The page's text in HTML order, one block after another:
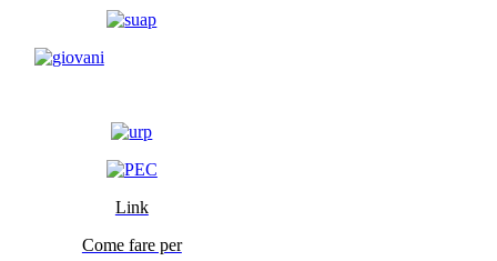
Link
Come fare per